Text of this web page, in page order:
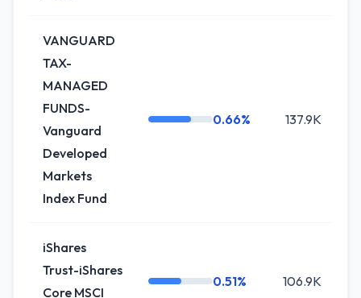
VANGUARD
TAX-
MANAGED
FUNDS-
Vanguard
Developed
Markets
Index Fund
0.66% 137.9K
iShares
Trust-iShares
Core MSCI
0.51% 106.9K